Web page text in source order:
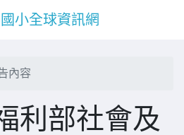
小全球資訊網
內容
利部社會及